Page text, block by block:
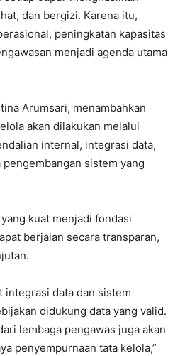
dan bergizi. Karena itu,
peningkatan kapasitas
menjadi agenda utama
Arumsari, menambahkan
akan dilakukan melalui
internal, integrasi data,
sistem yang
kuat menjadi fondasi
berjalan secara transparan,
integrasi data dan sistem
didukung data yang valid.
lembaga pengawas juga akan
penyempurnaan tata kelola,”